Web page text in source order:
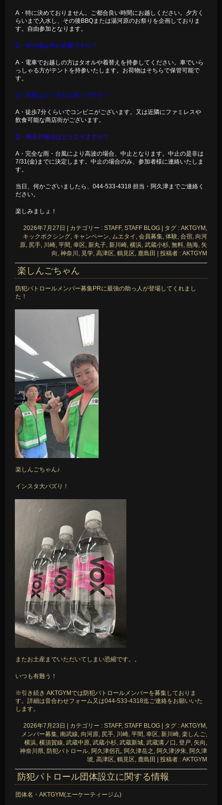
A・特に決めておりません。ご都合良い時間にお越しください。夕方く
らいまで入水し、その後BBQまたは湯河原のお祭りを企画しておりま
す。自由参加となります。
Q・持ち物は何が必要ですか？
A・電車でお越しの方はタオルや着替えを持参してください。車でいら
っしゃる方がテントを持参いたします。お荷物はそちらで保管可能で
す。
Q・昼食はどうすれば良いですか？
A・徒歩7分くらいでコンビニがございます。又は近隣にファミレスや
飲食可能な商店街がございます。
Q・雨天の場合はどうなりますか？
A・完全な雨・台風により高波の場合、中止となります。中止の是非は
7/31(金)までに決定します。中止の場合のみ、参加者様に連絡いたしま
す。
当日、何かございましたら、044-533-4318 担当・阿久津までご連絡く
ださい。
楽しみましょ！
2026年7月27日 | カテゴリー : STAFF, STAFF BLOG | タグ : AKTGYM,
キックボクシング, キャンペーン, ムエタイ , 会員募集, 体験, 合宿, 向河
原, 尻手, 川崎, 平間, 幸区, 新丸子, 新川崎, 横浜, 武蔵小杉, 無料, 熱海, 矢
向 , 神奈川 , 見学, 高津区, 鶴見区, 鹿島田 | 投稿者 : AKTGYM
楽しんごちゃん
防犯パトロールメンバー募集PRに最強の助っ人が登場してくれまし
た！
楽しんごちゃん♪
インスタ大バズり！
またお土産までいただいてしまい恐縮です。。
いつも有難う！
※引き続き AKTGYMでは防犯パトロールメンバーを募集しておりま
す。詳細は音合わせフォーム又は044-533-4318迄ご連絡をお願いいた
します。
2026年7月23日 | カテゴリー : STAFF, STAFF BLOG | タグ : AKTGYM,
メンバー募集, 南武線, 向河原, 尻手, 川崎, 平間, 幸区, 新川崎, 楽しんご,
横浜, 横須賀線, 武蔵中原, 武蔵小杉, 武蔵新城, 武蔵溝ノ口 , 登戸, 矢向 ,
神奈川県, 防犯パトロール, 阿久津侶孔, 阿久津岳之 , 阿久津汐朱, 阿久津
琥, 高津区, 鶴見区, 鹿島田 | 投稿者 : AKTGYM
防犯パトロール団体設立に関する情報
団体名・AKTGYM(エーケーティージム)